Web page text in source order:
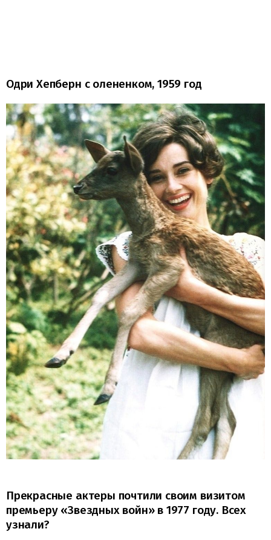
Одри Хепберн с олененком, 1959 год
Прекрасные актеры почтили своим визитом
премьеру «Звездных войн» в 1977 году. Всех
узнали?